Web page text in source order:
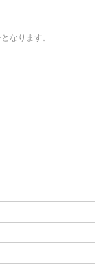
なります。